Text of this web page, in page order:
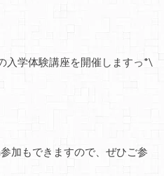
入学体験講座を開催しますっ*\
加もできますので、ぜひご参